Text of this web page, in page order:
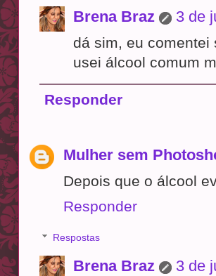
Brena Braz 3 de
dá sim, eu comentei
usei álcool comum
Responder
Mulher sem
Depois que o álcool
Responder
Respostas
Brena Braz 3 de